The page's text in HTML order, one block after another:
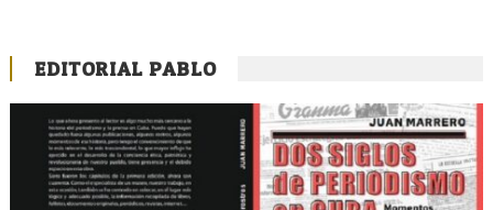
EDITORIAL PABLO